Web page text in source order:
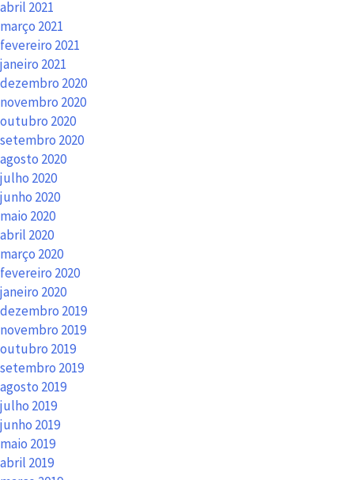
abril 2021
março 2021
fevereiro 2021
janeiro 2021
dezembro 2020
novembro 2020
outubro 2020
setembro 2020
agosto 2020
julho 2020
junho 2020
maio 2020
abril 2020
março 2020
fevereiro 2020
janeiro 2020
dezembro 2019
novembro 2019
outubro 2019
setembro 2019
agosto 2019
julho 2019
junho 2019
maio 2019
abril 2019